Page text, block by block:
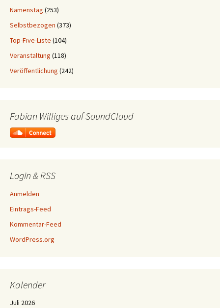
Namenstag (253)
Selbstbezogen (373)
Top-Five-Liste (104)
Veranstaltung (118)
Veröffentlichung (242)
Fabian Williges auf SoundCloud
Login & RSS
Anmelden
Eintrags-Feed
Kommentar-Feed
WordPress.org
Kalender
Juli 2026